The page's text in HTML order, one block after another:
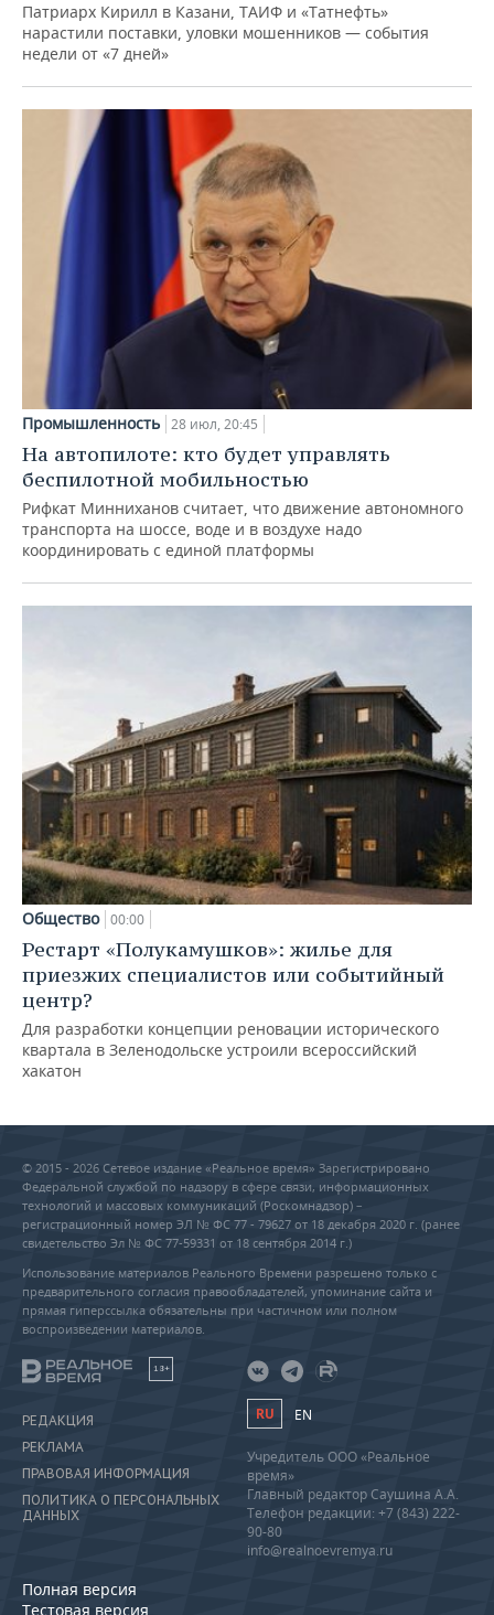
Патриарх Кирилл в Казани, ТАИФ и «Татнефть»
нарастили поставки, уловки мошенников — события
недели от «7 дней»
Промышленность 28 июл, 20:45
На автопилоте: кто будет управлять
беспилотной мобильностью
Рифкат Минниханов считает, что движение автономного
транспорта на шоссе, воде и в воздухе надо
координировать с единой платформы
Общество 00:00
Рестарт «Полукамушков»: жилье для
приезжих специалистов или событийный
центр?
Для разработки концепции реновации исторического
квартала в Зеленодольске устроили всероссийский
хакатон
© 2015 - 2026 Сетевое издание «Реальное время» Зарегистрировано
Федеральной службой по надзору в сфере связи, информационных
технологий и массовых коммуникаций (Роскомнадзор) –
регистрационный номер ЭЛ № ФС 77 - 79627 от 18 декабря 2020 г. (ранее
свидетельство Эл № ФС 77-59331 от 18 сентября 2014 г.)
Использование материалов Реального Времени разрешено только с
предварительного согласия правообладателей, упоминание сайта и
прямая гиперссылка обязательны при частичном или полном
воспроизведении материалов.
18+
РЕДАКЦИЯ
РЕКЛАМА
ПРАВОВАЯ ИНФОРМАЦИЯ
ПОЛИТИКА О ПЕРСОНАЛЬНЫХ
ДАННЫХ
Полная версия
Тестовая версия
RU EN
Учредитель ООО «Реальное
время»
Главный редактор Саушина А.А.
Телефон редакции: +7 (843) 222-
90-80
info@realnoevremya.ru